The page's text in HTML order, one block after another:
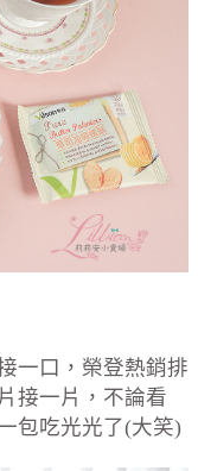
一口，榮登熱銷排
接一片，不論看
包吃光光了(大笑)